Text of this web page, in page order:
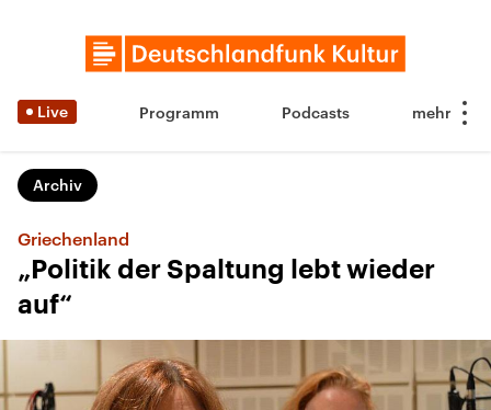
Live Programm Podcasts
Archiv
Griechenland
„Politik der Spaltung lebt wieder
auf“